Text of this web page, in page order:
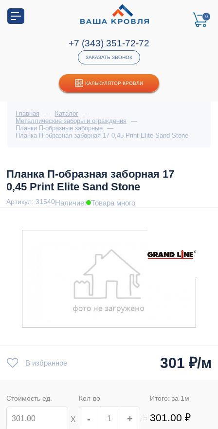
КАЛЬКУЛЯТОР КРОВЛИ
0
+7 (343) 351-72-72
ЗАКАЗАТЬ ЗВОНОК
Главная — Каталог
—
Металлические заборы и ограждения
—
Планки П-образные заборные
—
Планка П-образная заборная 17 0,45 Print Elite Sand Stone
Планка П-образная заборная 17
0,45 Print Elite Sand Stone
Артикул: 31540Наличие: Товара много
В избранное 301 ₽/м
Стоимость ед.
Х
Кол-во
- + =
Итого: за 1 м
301.00 ₽